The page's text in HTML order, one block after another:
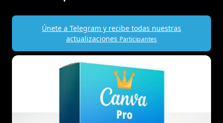
Únete a Telegram y recibe todas nuestras
actualizaciones Participantes